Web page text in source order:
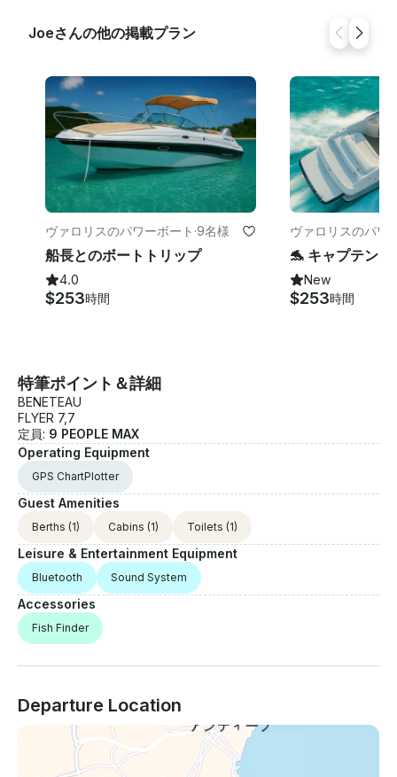
Joeさんの他の掲載プラン
ヴァロリスのパワーボート ·9名様
船長とのボートトリップ
4.0
$253時間
ヴァロリスのパワ
New
$253時間
特筆ポイント＆詳細
BENETEAU
FLYER 7,7
定員: 9 PEOPLE MAX
Operating Equipment
GPS ChartPlotter
Guest Amenities
Berths (1) Cabins (1) Toilets (1)
Leisure & Entertainment Equipment
Bluetooth Sound System
Accessories
Fish Finder
Departure Location